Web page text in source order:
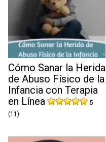
Cómo Sanar la Herida
de Abuso Físico de la
Infancia con Terapia
en Línea
5
(11)